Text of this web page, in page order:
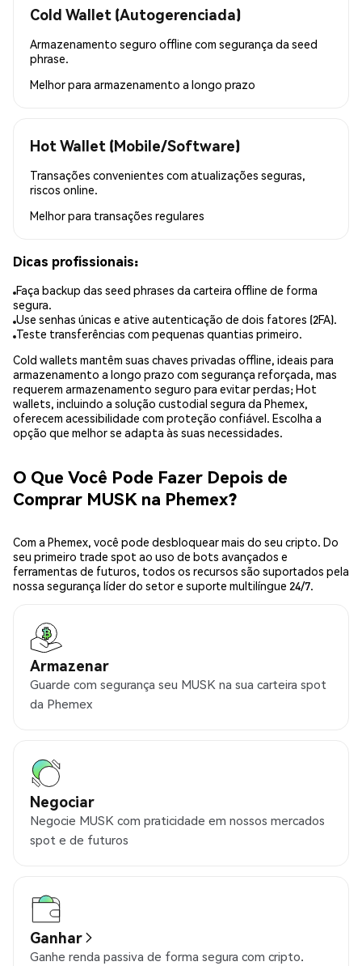
Cold Wallet (Autogerenciada)
Armazenamento seguro offline com segurança da seed
phrase.
Melhor para armazenamento a longo prazo
Hot Wallet (Mobile/Software)
Transações convenientes com atualizações seguras,
riscos online.
Melhor para transações regulares
Dicas profissionais:
Faça backup das seed phrases da carteira offline de forma
segura.
Use senhas únicas e ative autenticação de dois fatores (2FA).
Teste transferências com pequenas quantias primeiro.
Cold wallets mantêm suas chaves privadas offline, ideais para
armazenamento a longo prazo com segurança reforçada, mas
requerem armazenamento seguro para evitar perdas; Hot
wallets, incluindo a solução custodial segura da Phemex,
oferecem acessibilidade com proteção confiável. Escolha a
opção que melhor se adapta às suas necessidades.
O Que Você Pode Fazer Depois de
Comprar MUSK na Phemex?
Com a Phemex, você pode desbloquear mais do seu cripto. Do
seu primeiro trade spot ao uso de bots avançados e
ferramentas de futuros, todos os recursos são suportados pela
nossa segurança líder do setor e suporte multilíngue 24/7.
Armazenar
Guarde com segurança seu MUSK na sua carteira spot
da Phemex
Negociar
Negocie MUSK com praticidade em nossos mercados
spot e de futuros
Ganhar
Ganhe renda passiva de forma segura com cripto.